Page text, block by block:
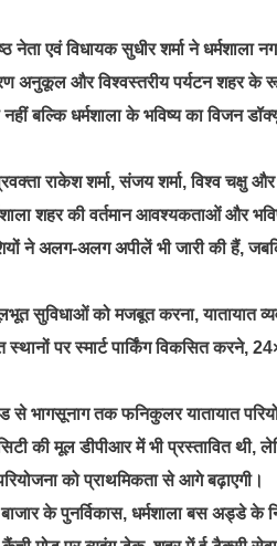
नेता एवं विधायक सुधीर शर्मा ने
अनुकूल और विश्वस्तरीय पर्यटन शहर के
बल्कि धर्मशाला के भविष्य का विजन
राकेश शर्मा, संजय शर्मा, विश्व चक्षु
शहर की वर्तमान आवश्यकताओं और
ने अलग-अलग अपीलें भी जारी की हैं,
सुविधाओं को मजबूत करना, यातायात
स्थानों पर स्मार्ट पार्किंग विकसित
से भागसूनाग तक फनिकुलर यातायात
सिटी की मूल डीपीआर में भी प्रस्तावित
को प्राथमिकता से आगे बढ़ाएगी।
के पुनर्विकास, धर्मशाला बस अड्डे के